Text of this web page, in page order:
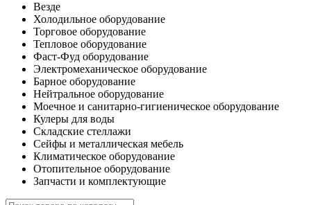
Везде
Холодильное оборудование
Торговое оборудование
Тепловое оборудование
Фаст-Фуд оборудование
Электромеханическое оборудование
Барное оборудование
Нейтральное оборудование
Моечное и санитарно-гигиеническое оборудование
Кулеры для воды
Складские стеллажи
Сейфы и металлическая мебель
Климатическое оборудование
Отопительное оборудование
Запчасти и комплектующие